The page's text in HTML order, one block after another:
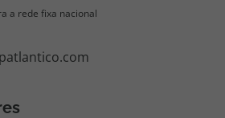
a rede fixa nacional